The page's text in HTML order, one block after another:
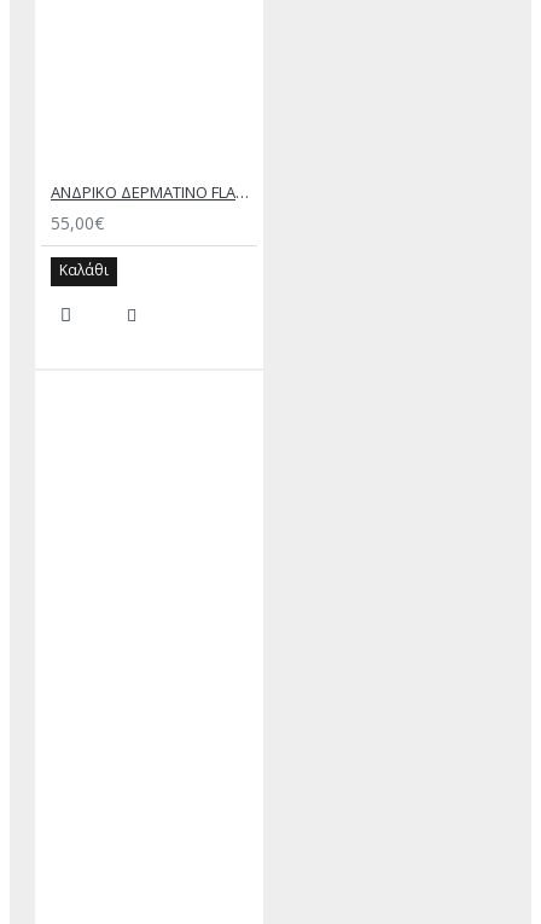
ΑΝΔΡΙΚΟ ΔΕΡΜΑΤΙΝΟ FLAT ΣΑΝΔΑΛΙ ΜΑΥΡΟ ΔΟΥΚΑΣ
55,00€
Καλάθι